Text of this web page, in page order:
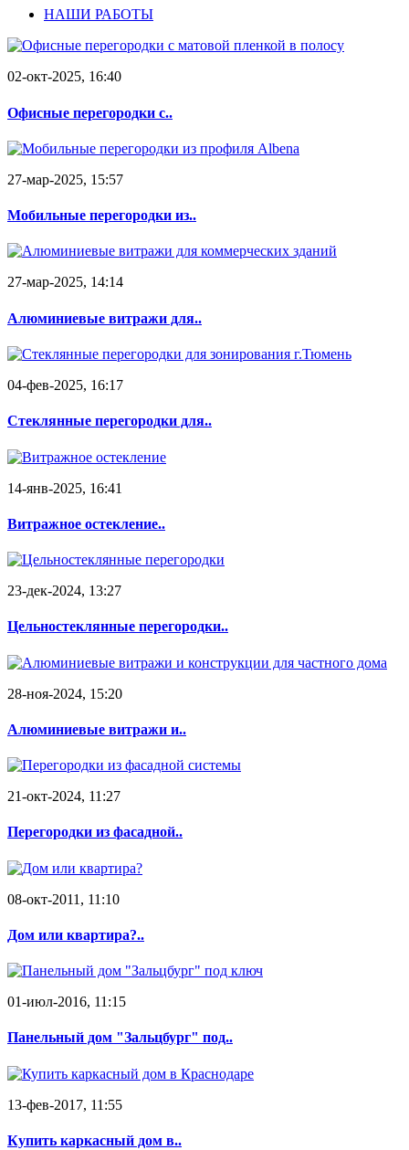
НАШИ РАБОТЫ
02-окт-2025, 16:40
Офисные перегородки с..
27-мар-2025, 15:57
Мобильные перегородки из..
27-мар-2025, 14:14
Алюминиевые витражи для..
04-фев-2025, 16:17
Стеклянные перегородки для..
14-янв-2025, 16:41
Витражное остекление..
23-дек-2024, 13:27
Цельностеклянные перегородки..
28-ноя-2024, 15:20
Алюминиевые витражи и..
21-окт-2024, 11:27
Перегородки из фасадной..
08-окт-2011, 11:10
Дом или квартира?..
01-июл-2016, 11:15
Панельный дом "Зальцбург" под..
13-фев-2017, 11:55
Купить каркасный дом в..